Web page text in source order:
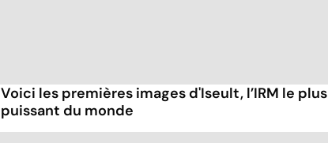
Voici les premières images d'Iseult, l’IRM le plus
puissant du monde